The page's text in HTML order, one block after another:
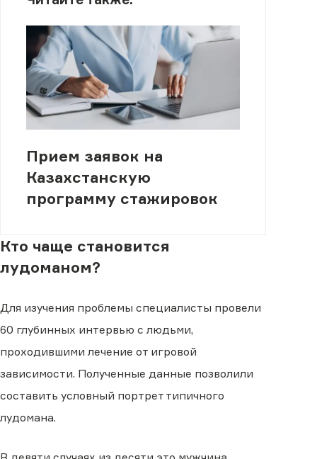
Прием заявок на
Казахстанскую
программу стажировок
Кто чаще становится
лудоманом?
Для изучения проблемы специалисты провели
60 глубинных интервью с людьми,
проходившими лечение от игровой
зависимости. Полученные данные позволили
составить условный портрет типичного
лудомана.